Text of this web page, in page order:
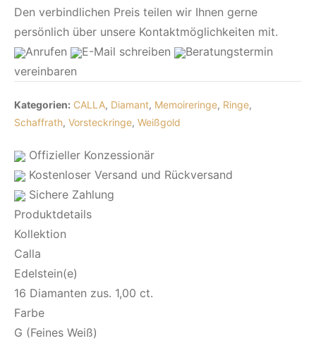
Den verbindlichen Preis teilen wir Ihnen gerne
persönlich über unsere Kontaktmöglichkeiten mit.
Anrufen
E-Mail schreiben
Beratungstermin
vereinbaren
Kategorien: CALLA, Diamant, Memoireringe, Ringe,
Schaffrath, Vorsteckringe, Weißgold
Offizieller Konzessionär
Kostenloser Versand und Rückversand
Sichere Zahlung
Produktdetails
Kollektion
Calla
Edelstein(e)
16 Diamanten zus. 1,00 ct.
Farbe
G (Feines Weiß)